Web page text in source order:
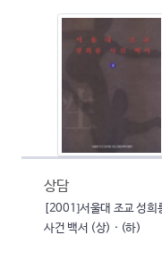
상담
[2001]서울대 조교 성희
사건 백서 (상) · (하)